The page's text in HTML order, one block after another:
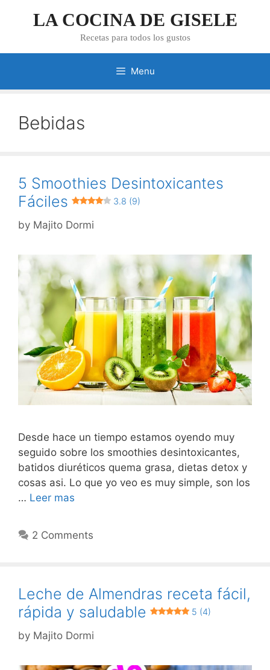
LA COCINA DE GISELE
Recetas para todos los gustos
Menu
Bebidas
5 Smoothies Desintoxicantes
Fáciles
3.8 (9)
by Majito Dormi
Desde hace un tiempo estamos oyendo muy
seguido sobre los smoothies desintoxicantes,
batidos diuréticos quema grasa, dietas detox y
cosas asi. Lo que yo veo es muy simple, son los
… Leer mas
2 Comments
Leche de Almendras receta fácil,
rápida y saludable
5 (4)
by Majito Dormi